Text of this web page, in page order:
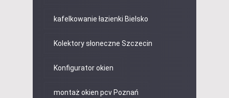
kafelkowanie łazienki Bielsko
Kolektory słoneczne Szczecin
Konfigurator okien
montaż okien pcv Poznań